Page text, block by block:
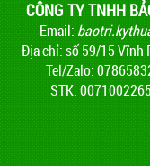
CÔNG TY TNHH
Email:
Địa chỉ: số 59/15 Vĩnh
Tel/Zalo:
STK: